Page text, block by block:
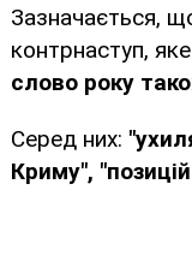
Зазначається,
контрнаступ,
слово року
Серед них:
Криму",